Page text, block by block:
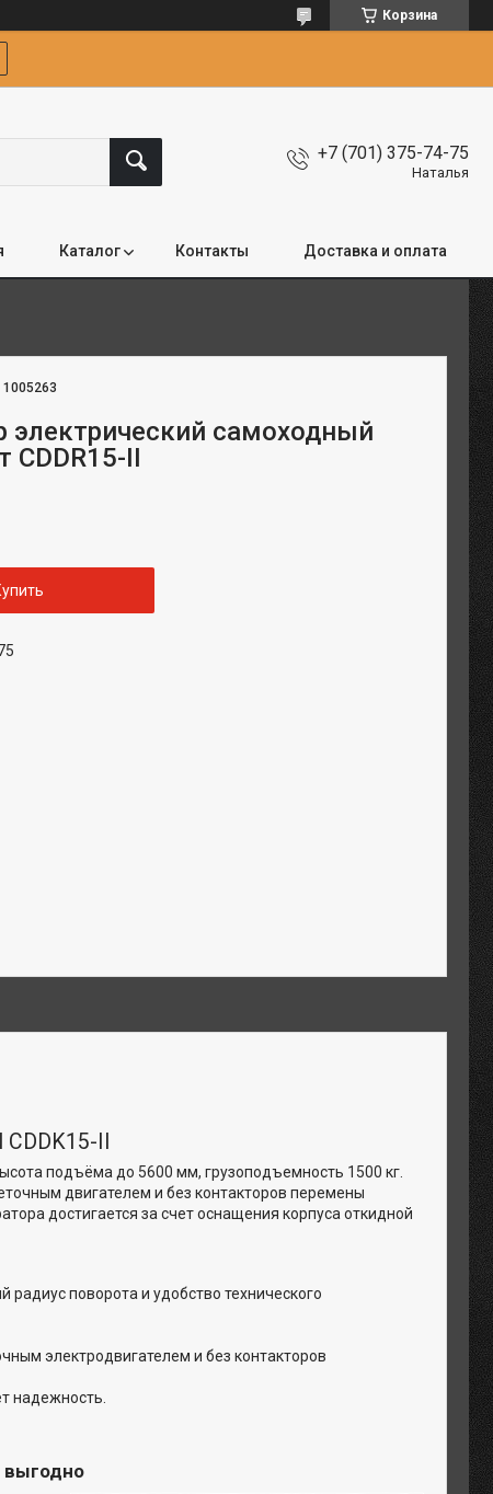
Корзина
+7 (701) 375-74-75
Наталья
Каталог Контакты Доставка и оплата
1005263
электрический самоходный
CDDR15-II
II
подъёма до 5600 мм, грузоподъемность 1500 кг.
двигателем и без контакторов перемены
достигается за счет оснащения корпуса откидной
поворота и удобство технического
электродвигателем и без контакторов
надежность.
выгодно